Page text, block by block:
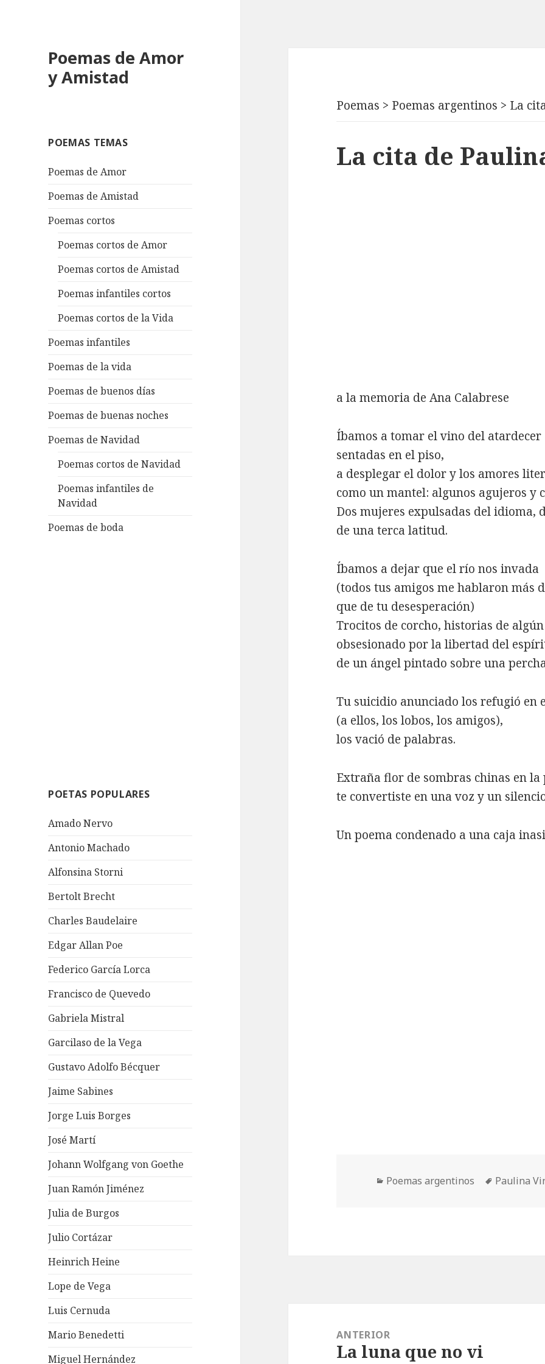
Poemas de Amor
y Amistad
POEMAS TEMAS
Poemas de Amor
Poemas de Amistad
Poemas cortos
Poemas cortos de Amor
Poemas cortos de Amistad
Poemas infantiles cortos
Poemas cortos de la Vida
Poemas infantiles
Poemas de la vida
Poemas de buenos días
Poemas de buenas noches
Poemas de Navidad
Poemas cortos de Navidad
Poemas infantiles de
Navidad
Poemas de boda
POETAS POPULARES
Amado Nervo
Antonio Machado
Alfonsina Storni
Bertolt Brecht
Charles Baudelaire
Edgar Allan Poe
Federico García Lorca
Francisco de Quevedo
Gabriela Mistral
Garcilaso de la Vega
Gustavo Adolfo Bécquer
Jaime Sabines
Jorge Luis Borges
José Martí
Johann Wolfgang von Goethe
Juan Ramón Jiménez
Julia de Burgos
Julio Cortázar
Heinrich Heine
Lope de Vega
Luis Cernuda
Mario Benedetti
Miguel Hernández
Poemas > Poemas argentinos > La
La cita de
a la memoria de Ana Calabrese
Íbamos a tomar el vino del atardecer
sentadas en el piso,
a desplegar el dolor y los amores
como un mantel: algunos agujeros y
Dos mujeres expulsadas del idioma,
de una terca latitud.
Íbamos a dejar que el río nos invada
(todos tus amigos me hablaron más
que de tu desesperación)
Trocitos de corcho, historias de
obsesionado por la libertad del
de un ángel pintado sobre una
Tu suicidio anunciado los refugió en
(a ellos, los lobos, los amigos),
los vació de palabras.
Extraña flor de sombras chinas en la
te convertiste en una voz y un
Un poema condenado a una caja
Categorías
Poemas argentinos Etiquetas
Paulina
entradas
ANTERIOR
Entrada
La luna que no vi